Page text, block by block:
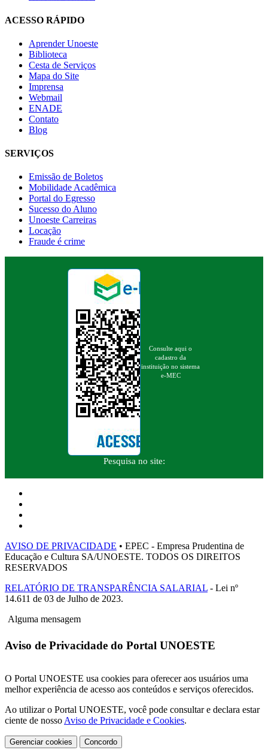
ACESSO RÁPIDO
Aprender Unoeste
Biblioteca
Cesta de Serviços
Mapa do Site
Imprensa
Webmail
ENADE
Contato
Blog
SERVIÇOS
Emissão de Boletos
Mobilidade Acadêmica
Portal do Egresso
Sucesso do Aluno
Unoeste Carreiras
Locação
Fraude é crime
Consulte aqui o
cadastro da
instituição no sistema
e-MEC
Pesquisa no site:
AVISO DE PRIVACIDADE • EPEC - Empresa Prudentina de
Educação e Cultura SA/UNOESTE. TODOS OS DIREITOS
RESERVADOS
RELATÓRIO DE TRANSPARÊNCIA SALARIAL - Lei nº
14.611 de 03 de Julho de 2023.
Alguma mensagem
Aviso de Privacidade do Portal UNOESTE
O Portal UNOESTE usa cookies para oferecer aos usuários uma
melhor experiência de acesso aos conteúdos e serviços oferecidos.
Ao utilizar o Portal UNOESTE, você pode consultar e declara estar
ciente de nosso Aviso de Privacidade e Cookies.
Gerenciar cookies Concordo